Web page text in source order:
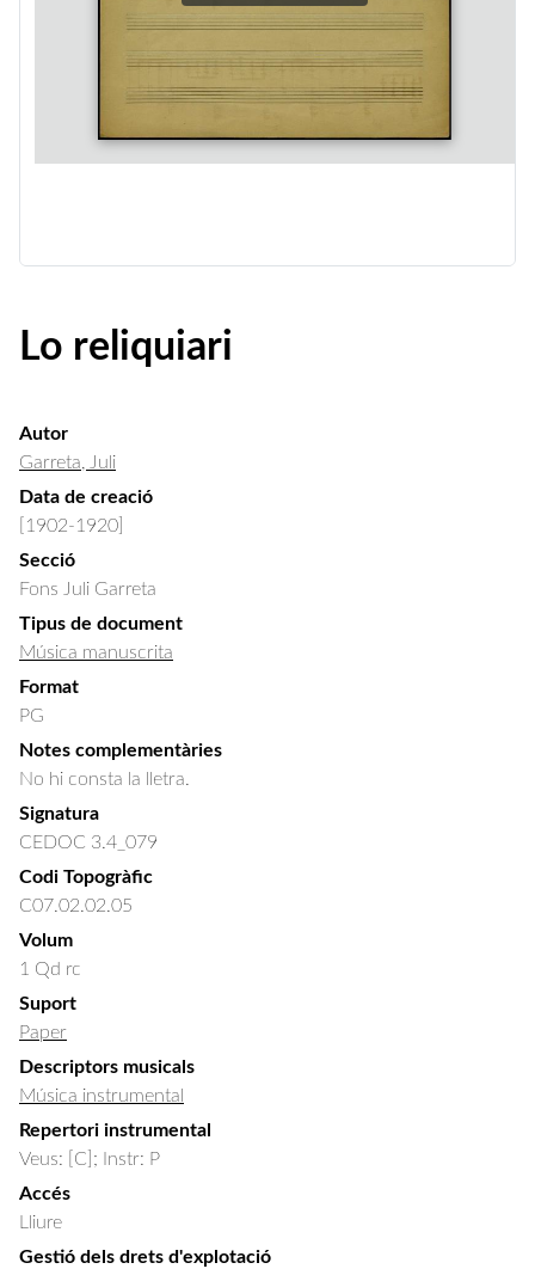
Lo reliquiari
Autor
Garreta, Juli
Data de creació
[1902-1920]
Secció
Fons Juli Garreta
Tipus de document
Música manuscrita
Format
PG
Notes complementàries
No hi consta la lletra.
Signatura
CEDOC 3.4_079
Codi Topogràfic
C07.02.02.05
Volum
1 Qd rc
Suport
Paper
Descriptors musicals
Música instrumental
Repertori instrumental
Veus: [C]; Instr: P
Accés
Lliure
Gestió dels drets d'explotació